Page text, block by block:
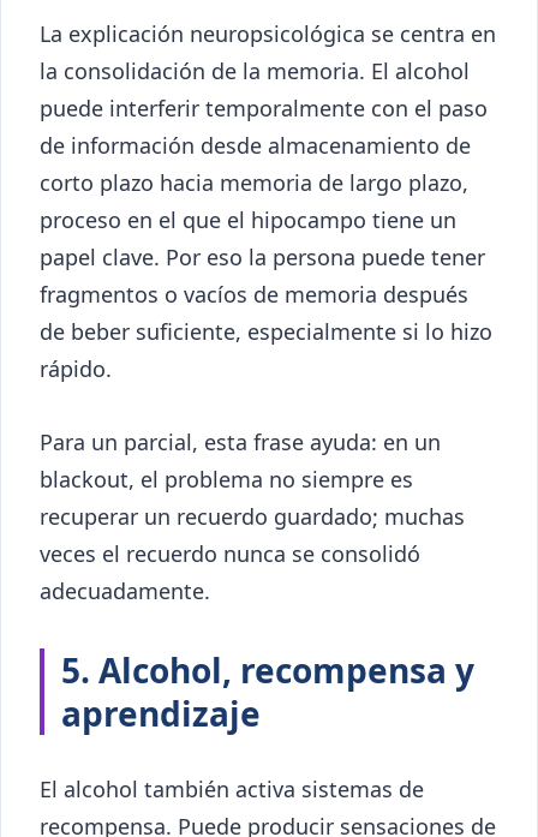
La explicación neuropsicológica se centra en
la consolidación de la memoria. El alcohol
puede interferir temporalmente con el paso
de información desde almacenamiento de
corto plazo hacia memoria de largo plazo,
proceso en el que el hipocampo tiene un
papel clave. Por eso la persona puede tener
fragmentos o vacíos de memoria después
de beber suficiente, especialmente si lo hizo
rápido.
Para un parcial, esta frase ayuda: en un
blackout, el problema no siempre es
recuperar un recuerdo guardado; muchas
veces el recuerdo nunca se consolidó
adecuadamente.
5. Alcohol, recompensa y
aprendizaje
El alcohol también activa sistemas de
recompensa. Puede producir sensaciones de